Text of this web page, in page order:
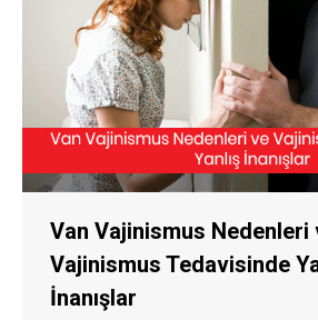
Van Vajinismus Nedenleri
Vajinismus Tedavisinde
İnanışlar